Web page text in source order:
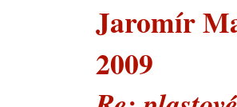
Jaromír
2009